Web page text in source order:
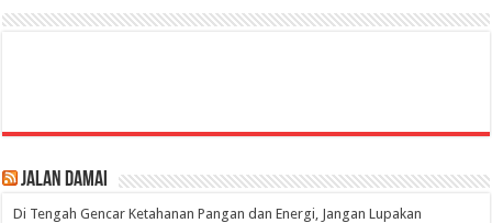
Jalan Damai
Di Tengah Gencar Ketahanan Pangan dan Energi, Jangan Lupakan